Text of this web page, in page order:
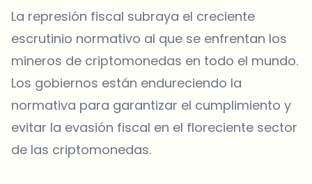
La represión fiscal subraya el creciente
escrutinio normativo al que se enfrentan los
mineros de criptomonedas en todo el mundo.
Los gobiernos están endureciendo la
normativa para garantizar el cumplimiento y
evitar la evasión fiscal en el floreciente sector
de las criptomonedas.